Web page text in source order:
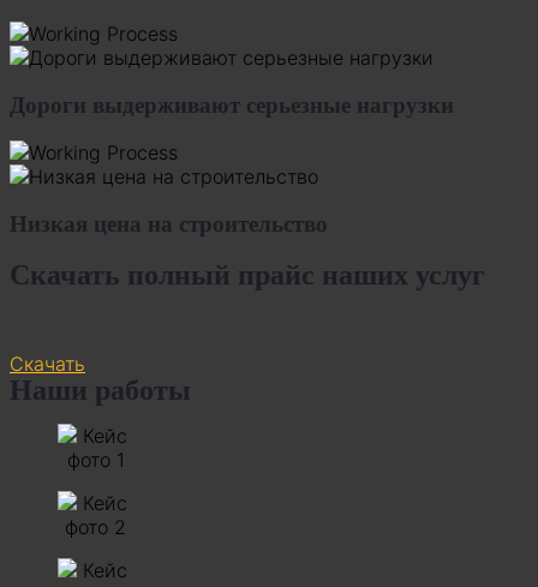
Дороги выдерживают серьезные нагрузки
Низкая цена на строительство
Скачать полный прайс наших услуг
Скачать
Наши работы